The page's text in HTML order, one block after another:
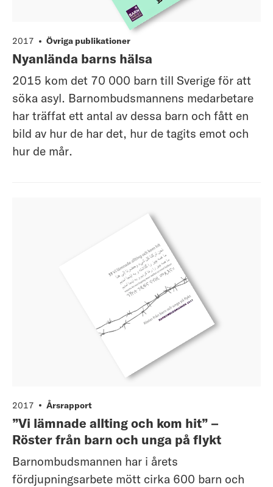
2017 Övriga publikationer
Nyanlända barns hälsa
2015 kom det 70 000 barn till Sverige för att
söka asyl. Barnombudsmannens medarbetare
har träffat ett antal av dessa barn och fått en
bild av hur de har det, hur de tagits emot och
hur de mår.
2017 Årsrapport
”Vi lämnade allting och kom hit” –
Röster från barn och unga på flykt
Barnombudsmannen har i årets
fördjupningsarbete mött cirka 600 barn och